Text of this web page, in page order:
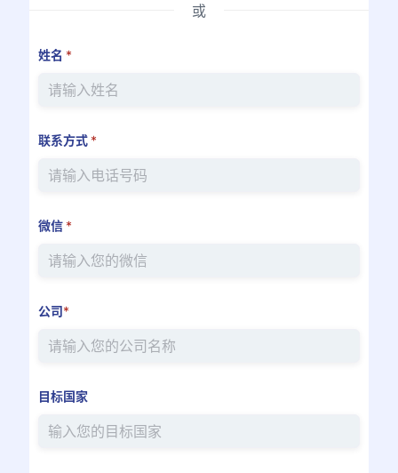
或
姓名 *
联系方式 *
微信 *
公司*
目标国家